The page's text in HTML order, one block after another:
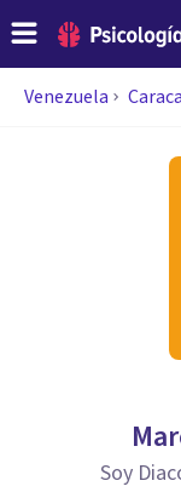
Venezuela
Soy